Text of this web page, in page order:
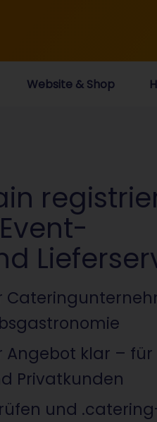
Website & Shop
Angebot klar – für
Privatkunden
und